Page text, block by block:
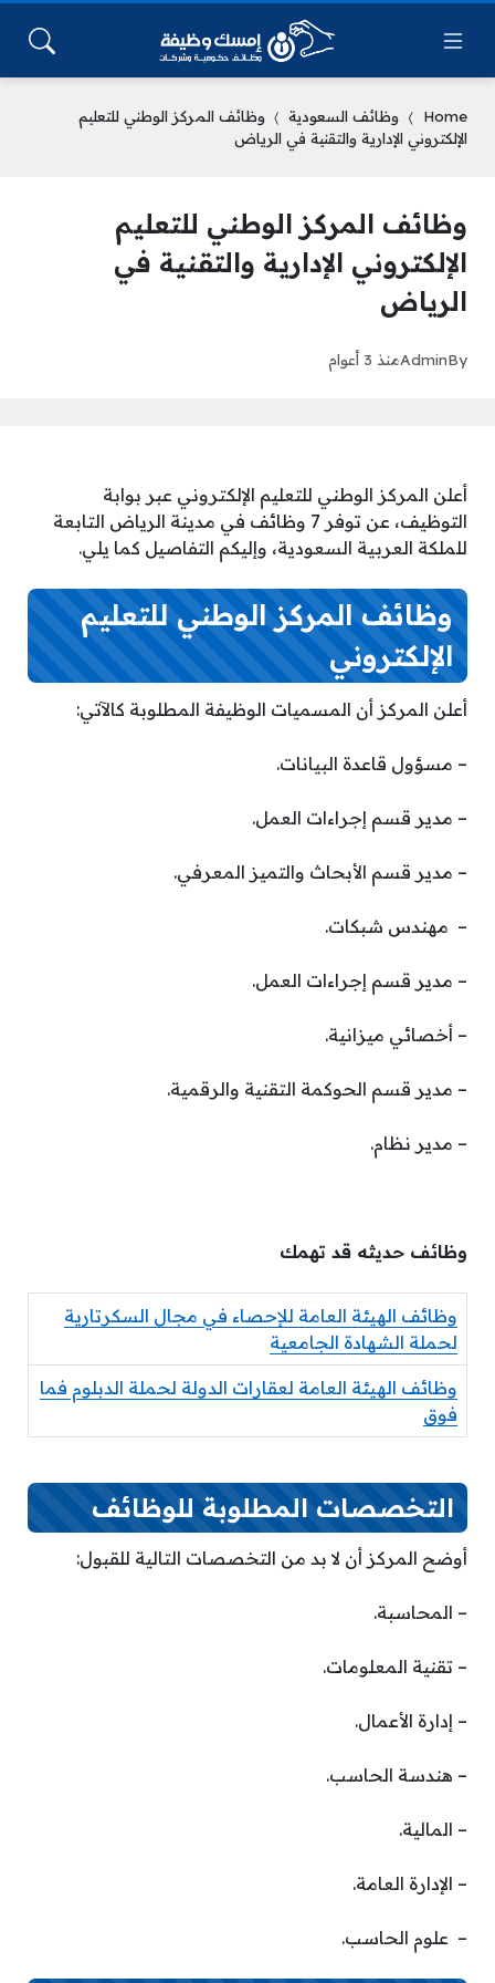
Home وظائف السعودية
وظائف المركز الوطني للتعليم
الإلكتروني الإدارية والتقنية في الرياض
وظائف المركز الوطني للتعليم
الإلكتروني الإدارية والتقنية في
الرياض
By
Adminمنذ 3 أعوام
أعلن المركز الوطني للتعليم الإلكتروني عبر بوابة
التوظيف، عن توفر 7 وظائف في مدينة الرياض التابعة
للملكة العربية السعودية، وإليكم التفاصيل كما يلي.
وظائف المركز الوطني للتعليم
الإلكتروني
أعلن المركز أن المسميات الوظيفة المطلوبة كالآتي:
– مسؤول قاعدة البيانات.
– مدير قسم إجراءات العمل.
– مدير قسم الأبحاث والتميز المعرفي.
– مهندس شبكات.
– مدير قسم إجراءات العمل.
– أخصائي ميزانية.
– مدير قسم الحوكمة التقنية والرقمية.
– مدير نظام.
وظائف حديثه قد تهمك
وظائف الهيئة العامة للإحصاء في مجال السكرتارية
لحملة الشهادة الجامعية
وظائف الهيئة العامة لعقارات الدولة لحملة الدبلوم فما
فوق
التخصصات المطلوبة للوظائف
أوضح المركز أن لا بد من التخصصات التالية للقبول:
– المحاسبة.
– تقنية المعلومات.
– إدارة الأعمال.
– هندسة الحاسب.
– المالية.
– الإدارة العامة.
– علوم الحاسب.